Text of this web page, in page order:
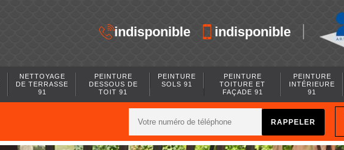
indisponible indisponible
NETTOYAGE
DE TERRASSE
91
PEINTURE
DESSOUS DE
TOIT 91
PEINTURE
SOLS 91
PEINTURE
TOITURE ET
FAÇADE 91
PEINTURE
INTÉRIEURE
91